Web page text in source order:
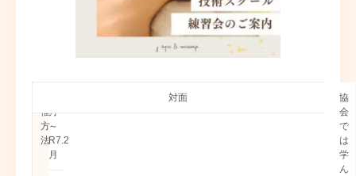
催
日
時
月
～
R7.2
月
催
方
法
対面
会
場
大
阪
東
京
講
師
技
術
講
師
セ
ミ
ナ
ー
概
協
会
で
は
学
ん